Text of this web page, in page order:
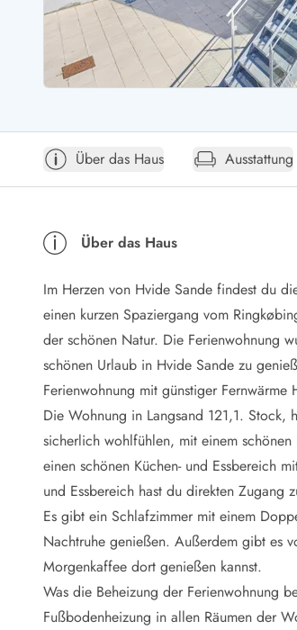
Ferienhäuser Graerup Strand
Ferienhäuser Haurvig
Ferienhäuser Henne Strand
Öffnungszeiten
Anreise
Ferienhaus ABC
Häufige Fragen zur Buchung
Verleihservice
Reisescheckliste
Endreinigung
Gutschein
Frühbucher
Mietbedingungen
Reiseführer Dänemark
Tipps für Urlaub in Dänemark
Wetter in Dänemark
Saisonzeiten
Badesicherheit im Meer
Naturschutz
Webcam Dänemark
Ferienhauskatalog
Fotowettbewerb
Über das Haus Ausstattung
Über das Haus
Im Herzen von Hvide Sande findest du
einen kurzen Spaziergang vom
der schönen Natur. Die Ferienwohnung
schönen Urlaub in Hvide Sande zu
Ferienwohnung mit günstiger Fernwärme
Die Wohnung in Langsand 121,1.
sicherlich wohlfühlen, mit einem
einen schönen Küchen- und Essbereich
und Essbereich hast du direkten Zugang
Es gibt ein Schlafzimmer mit einem
Nachtruhe genießen. Außerdem gibt es
Morgenkaffee dort genießen kannst.
Was die Beheizung der Ferienwohnung
Fußbodenheizung in allen Räumen der